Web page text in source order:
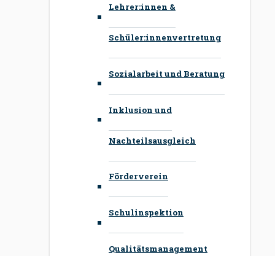
Lehrer:innen &
Schüler:innenvertretung
Sozialarbeit und Beratung
Inklusion und
Nachteilsausgleich
Förderverein
Schulinspektion
Qualitätsmanagement